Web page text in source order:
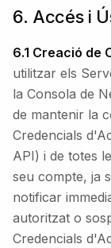
6. Accés i
6.1 Creació de
utilitzar els
la Consola de
de mantenir la
Credencials
API) i de totes
seu compte, ja
notificar
autoritzat o
Credencials